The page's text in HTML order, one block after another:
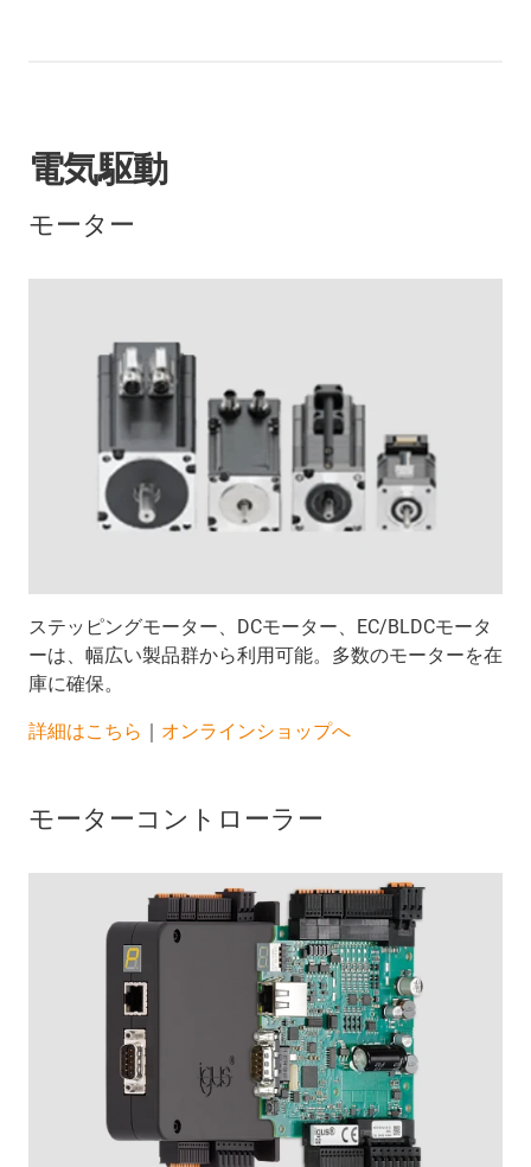
電気駆動
モーター
ステッピングモーター、DCモーター、EC/BLDCモータ
ーは、幅広い製品群から利用可能。多数のモーターを在
庫に確保。
詳細はこちら ｜ オンラインショップへ
モーターコントローラー